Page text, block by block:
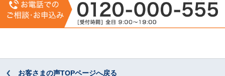
お客さまの声TOPページへ戻る